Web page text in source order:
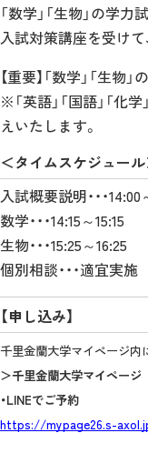
「数学」「生物」の学
入試対策講座を受けて
【重要】「数学」「生物
※「英語」「国語」「
えいたします。
＜タイムスケジュール
入試概要説明・・・14:00
数学・・・14:15～15:15
生物・・・15:25～16:25
個別相談・・・適宜実施
【申し込み】
千里金蘭大学マイページ内
＞千里金蘭大学マイページ
・LINEでご予約
https://mypage26.s-